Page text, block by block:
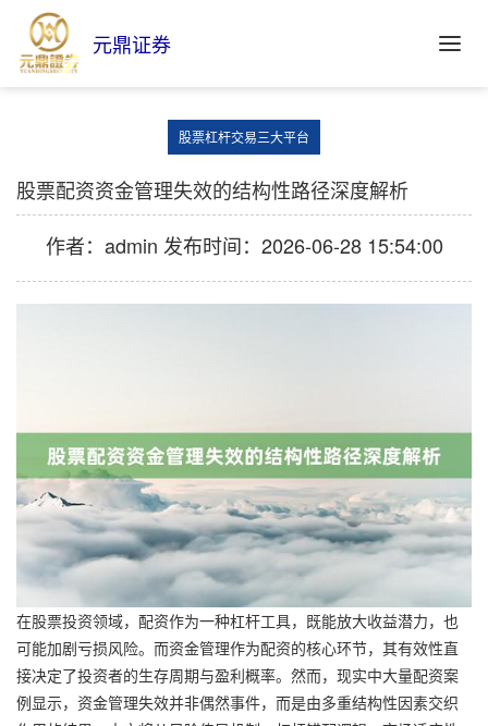
元鼎证券
股票杠杆交易三大平台
股票配资资金管理失效的结构性路径深度解析
作者：admin 发布时间：2026-06-28 15:54:00
在股票投资领域，配资作为一种杠杆工具，既能放大收益潜力，也
可能加剧亏损风险。而资金管理作为配资的核心环节，其有效性直
接决定了投资者的生存周期与盈利概率。然而，现实中大量配资案
例显示，资金管理失效并非偶然事件，而是由多重结构性因素交织